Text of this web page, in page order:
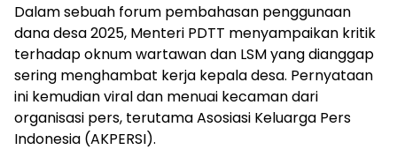
Dalam sebuah forum pembahasan penggunaan
dana desa 2025, Menteri PDTT menyampaikan kritik
terhadap oknum wartawan dan LSM yang dianggap
sering menghambat kerja kepala desa. Pernyataan
ini kemudian viral dan menuai kecaman dari
organisasi pers, terutama Asosiasi Keluarga Pers
Indonesia (AKPERSI).